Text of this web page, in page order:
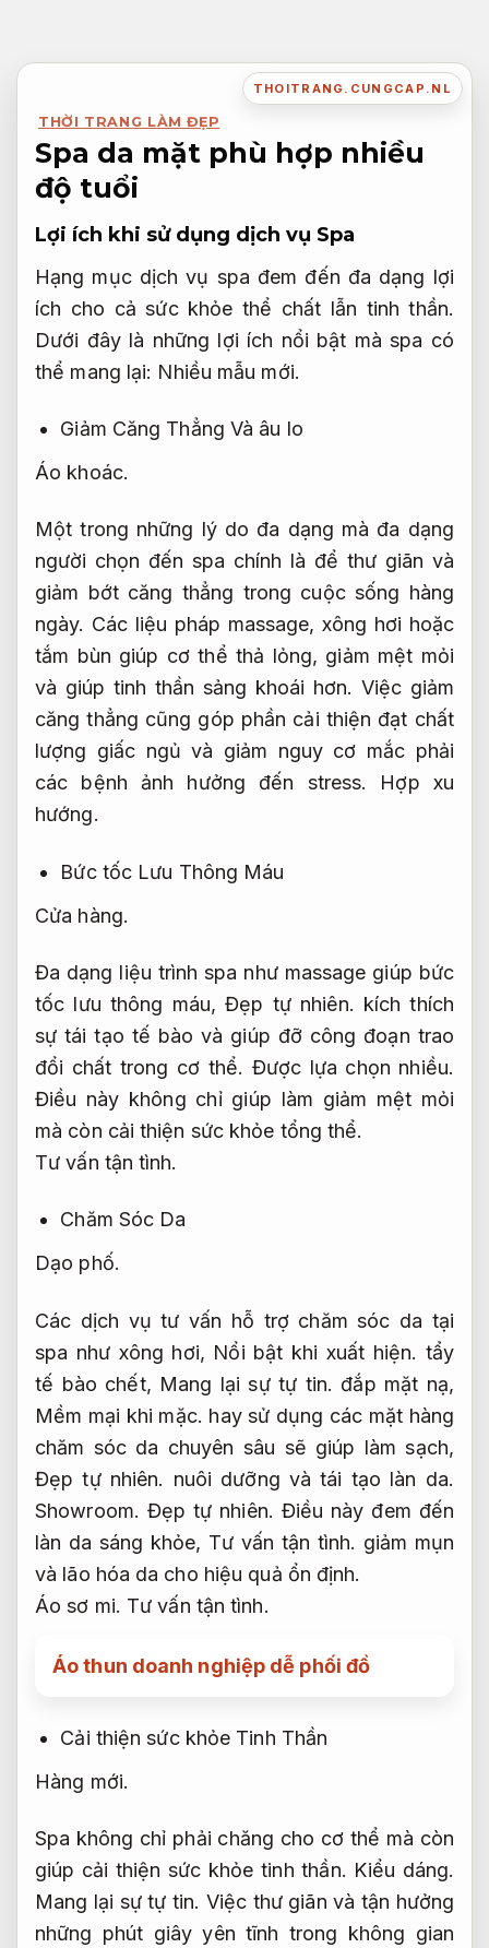
nội
THOITRANG.CUNGCAP.NL
THỜI TRANG LÀM ĐẸP
Spa da mặt phù hợp nhiều
độ tuổi
Lợi ích khi sử dụng dịch vụ Spa
Hạng mục dịch vụ spa đem đến đa dạng lợi
ích cho cả sức khỏe thể chất lẫn tinh thần.
Dưới đây là những lợi ích nổi bật mà spa có
thể mang lại: Nhiều mẫu mới.
Giảm Căng Thẳng Và âu lo
Áo khoác.
Một trong những lý do đa dạng mà đa dạng
người chọn đến spa chính là để thư giãn và
giảm bớt căng thẳng trong cuộc sống hàng
ngày. Các liệu pháp massage, xông hơi hoặc
tắm bùn giúp cơ thể thả lỏng, giảm mệt mỏi
và giúp tinh thần sảng khoái hơn. Việc giảm
căng thẳng cũng góp phần cải thiện đạt chất
lượng giấc ngủ và giảm nguy cơ mắc phải
các bệnh ảnh hưởng đến stress. Hợp xu
hướng.
Bức tốc Lưu Thông Máu
Cửa hàng.
Đa dạng liệu trình spa như massage giúp bức
tốc lưu thông máu,Đẹp tự nhiên. kích thích
sự tái tạo tế bào và giúp đỡ công đoạn trao
đổi chất trong cơ thể. Được lựa chọn nhiều.
Điều này không chỉ giúp làm giảm mệt mỏi
mà còn cải thiện sức khỏe tổng thể.
Tư vấn tận tình.
Chăm Sóc Da
Dạo phố.
Các dịch vụ tư vấn hỗ trợ chăm sóc da tại
spa như xông hơi, Nổi bật khi xuất hiện. tẩy
tế bào chết, Mang lại sự tự tin. đắp mặt nạ,
Mềm mại khi mặc. hay sử dụng các mặt hàng
chăm sóc da chuyên sâu sẽ giúp làm sạch,
Đẹp tự nhiên. nuôi dưỡng và tái tạo làn da.
Showroom. Đẹp tự nhiên. Điều này đem đến
làn da sáng khỏe, Tư vấn tận tình. giảm mụn
và lão hóa da cho hiệu quả ổn định.
Áo sơ mi. Tư vấn tận tình.
Áo thun doanh nghiệp dễ phối đồ
Cải thiện sức khỏe Tinh Thần
Hàng mới.
Spa không chỉ phải chăng cho cơ thể mà còn
giúp cải thiện sức khỏe tinh thần. Kiểu dáng.
Mang lại sự tự tin. Việc thư giãn và tận hưởng
những phút giây yên tĩnh trong không gian